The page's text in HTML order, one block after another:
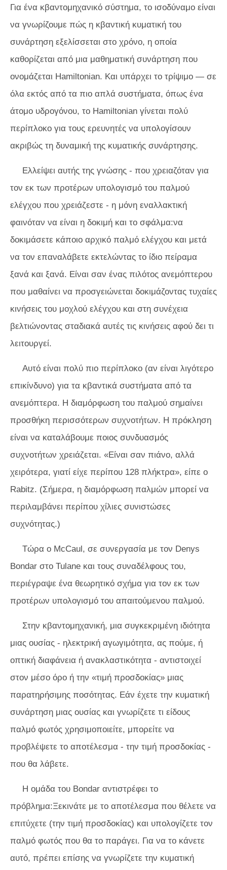
Για ένα κβαντομηχανικό σύστημα, το ισοδύναμο είναι
να γνωρίζουμε πώς η κβαντική κυματική του
συνάρτηση εξελίσσεται στο χρόνο, η οποία
καθορίζεται από μια μαθηματική συνάρτηση που
ονομάζεται Hamiltonian. Και υπάρχει το τρίψιμο — σε
όλα εκτός από τα πιο απλά συστήματα, όπως ένα
άτομο υδρογόνου, το Hamiltonian γίνεται πολύ
περίπλοκο για τους ερευνητές να υπολογίσουν
ακριβώς τη δυναμική της κυματικής συνάρτησης.
Ελλείψει αυτής της γνώσης - που χρειαζόταν για
τον εκ των προτέρων υπολογισμό του παλμού
ελέγχου που χρειάζεστε - η μόνη εναλλακτική
φαινόταν να είναι η δοκιμή και το σφάλμα:να
δοκιμάσετε κάποιο αρχικό παλμό ελέγχου και μετά
να τον επαναλάβετε εκτελώντας το ίδιο πείραμα
ξανά και ξανά. Είναι σαν ένας πιλότος ανεμόπτερου
που μαθαίνει να προσγειώνεται δοκιμάζοντας τυχαίες
κινήσεις του μοχλού ελέγχου και στη συνέχεια
βελτιώνοντας σταδιακά αυτές τις κινήσεις αφού δει τι
λειτουργεί.
Αυτό είναι πολύ πιο περίπλοκο (αν είναι λιγότερο
επικίνδυνο) για τα κβαντικά συστήματα από τα
ανεμόπτερα. Η διαμόρφωση του παλμού σημαίνει
προσθήκη περισσότερων συχνοτήτων. Η πρόκληση
είναι να καταλάβουμε ποιος συνδυασμός
συχνοτήτων χρειάζεται. «Είναι σαν πιάνο, αλλά
χειρότερα, γιατί είχε περίπου 128 πλήκτρα», είπε ο
Rabitz. (Σήμερα, η διαμόρφωση παλμών μπορεί να
περιλαμβάνει περίπου χίλιες συνιστώσες
συχνότητας.)
Τώρα ο McCaul, σε συνεργασία με τον Denys
Bondar στο Tulane και τους συναδέλφους του,
περιέγραψε ένα θεωρητικό σχήμα για τον εκ των
προτέρων υπολογισμό του απαιτούμενου παλμού.
Στην κβαντομηχανική, μια συγκεκριμένη ιδιότητα
μιας ουσίας - ηλεκτρική αγωγιμότητα, ας πούμε, ή
οπτική διαφάνεια ή ανακλαστικότητα - αντιστοιχεί
στον μέσο όρο ή την «τιμή προσδοκίας» μιας
παρατηρήσιμης ποσότητας. Εάν έχετε την κυματική
συνάρτηση μιας ουσίας και γνωρίζετε τι είδους
παλμό φωτός χρησιμοποιείτε, μπορείτε να
προβλέψετε το αποτέλεσμα - την τιμή προσδοκίας -
που θα λάβετε.
Η ομάδα του Bondar αντιστρέφει το
πρόβλημα:Ξεκινάτε με το αποτέλεσμα που θέλετε να
επιτύχετε (την τιμή προσδοκίας) και υπολογίζετε τον
παλμό φωτός που θα το παράγει. Για να το κάνετε
αυτό, πρέπει επίσης να γνωρίζετε την κυματική